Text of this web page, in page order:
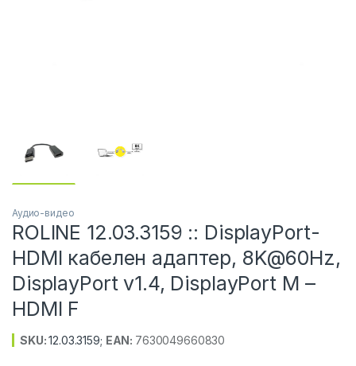
Аудио-видео
ROLINE 12.03.3159 :: DisplayPort-
HDMI кабелен адаптер, 8K@60Hz,
DisplayPort v1.4, DisplayPort M –
HDMI F
SKU:12.03.3159; EAN: 7630049660830